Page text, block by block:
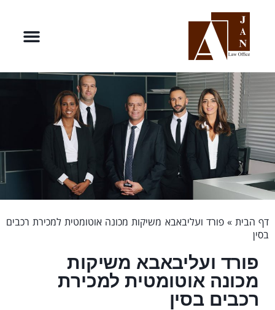
דף הבית »פורד ועליבאבא משיקות מכונה אוטומטית למכירת רכבים
בסין
פורד ועליבאבא משיקות
מכונה אוטומטית למכירת
רכבים בסין